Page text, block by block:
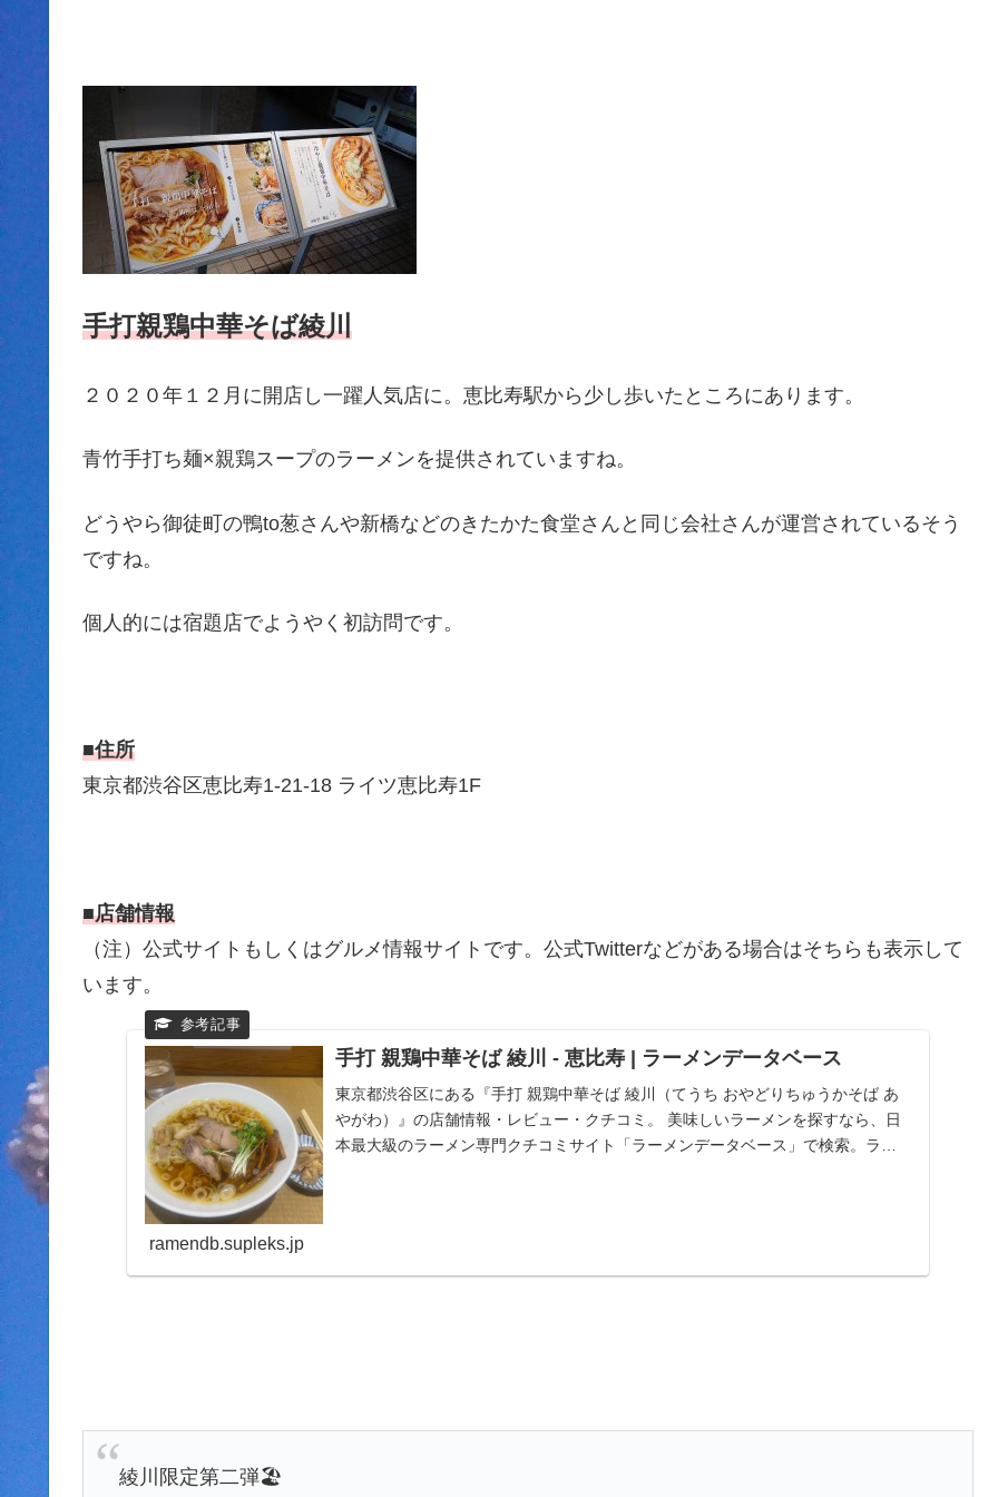
手打親鶏中華そば綾川
２０２０年１２月に開店し一躍人気店に。恵比寿駅から少し歩いたところにあります。
青竹手打ち麺×親鶏スープのラーメンを提供されていますね。
どうやら御徒町の鴨to葱さんや新橋などのきたかた食堂さんと同じ会社さんが運営されているそう
ですね。
個人的には宿題店でようやく初訪問です。
■住所
東京都渋谷区恵比寿1-21-18 ライツ恵比寿1F
■店舗情報
（注）公式サイトもしくはグルメ情報サイトです。公式Twitterなどがある場合はそちらも表示して
います。
手打 親鶏中華そば 綾川 - 恵比寿 | ラーメンデータベース
東京都渋谷区にある『手打 親鶏中華そば 綾川（てうち おやどりちゅうかそば あ
やがわ）』の店舗情報・レビュー・クチコミ。 美味しいラーメンを探すなら、日
本最大級のラーメン専門クチコミサイト「ラーメンデータベース」で検索。ラン
ramendb.supleks.jp
綾川限定第二弾🏖